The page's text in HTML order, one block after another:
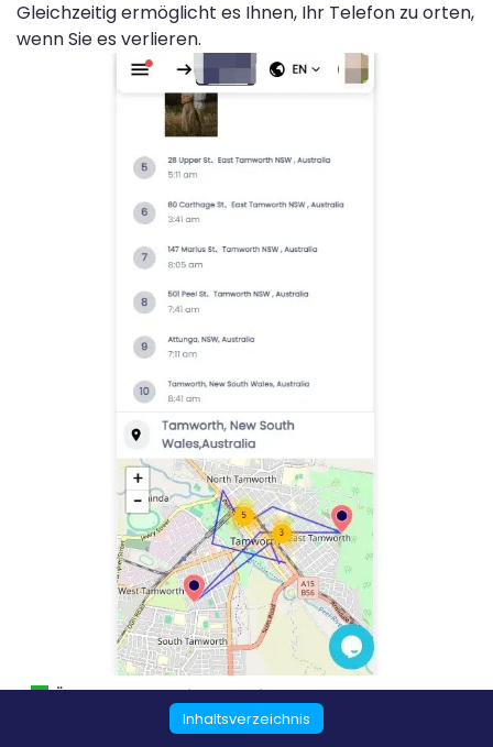
Gleichzeitig ermöglicht es Ihnen, Ihr Telefon zu orten,
wenn Sie es verlieren.
Überwachung sozialer Medien
Das Verfolgen der Social-Media-Aktivitäten Ihrer
Inhaltsverzeichnis